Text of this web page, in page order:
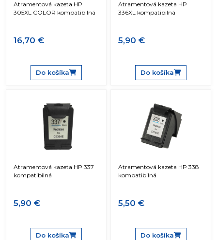
Atramentová kazeta HP
305XL COLOR kompatibilná
16,70 €
Do košíka
Atramentová kazeta HP
336XL kompatibilná
5,90 €
Do košíka
Atramentová kazeta HP 337
kompatibilná
5,90 €
Do košíka
Atramentová kazeta HP 338
kompatibilná
5,50 €
Do košíka